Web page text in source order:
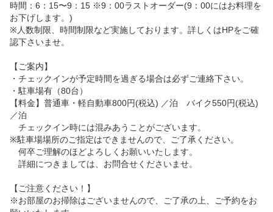
時間：6：15〜9：15 ※9：00ラストオーダー(9：00にはお料理を
お下げします。)
※人数制限、時間制限など実施しております。詳しくはHPをご確
認下さいませ。
【ご案内】
・チェックインが予定時間を過ぎる場合は必ずご連絡下さい。
・駐車場有（80台）
【料金】普通車・軽自動車800円(税込) ／泊　バイク550円(税込)
／泊
チェックイン時には混みあうことがございます。
※駐車場場所のご指定はできませんので、ご了承ください。
何卒ご理解のほどよろしくお願いいたします。
詳細につきましては、お問合せくださいませ。
【ご注意ください！】
※お部屋のお掃除はございませんので、ご了承の上、ご予約をお